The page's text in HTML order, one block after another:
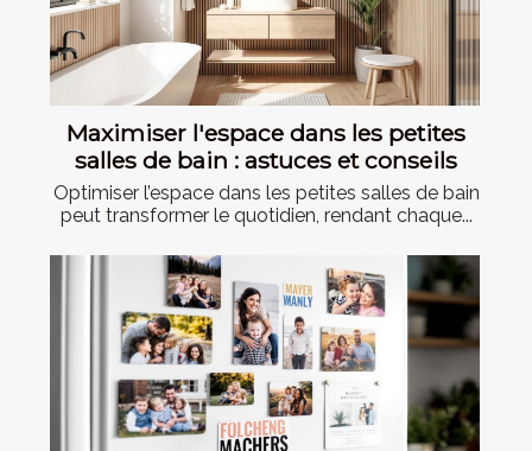
Maximiser l'espace dans les petites
salles de bain : astuces et conseils
Optimiser l’espace dans les petites salles de bain
peut transformer le quotidien, rendant chaque...